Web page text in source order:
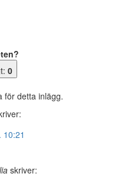
0
för detta inlägg.
10:21
skriver: